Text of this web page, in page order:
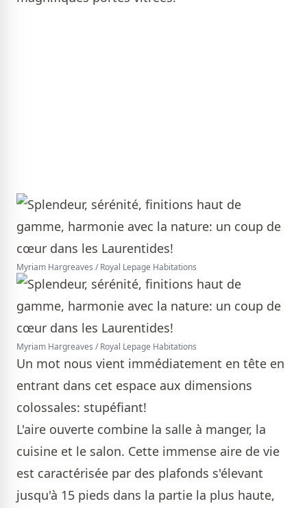
Myriam Hargreaves / Royal Lepage Habitations
Myriam Hargreaves / Royal Lepage Habitations
Un mot nous vient immédiatement en tête en
entrant dans cet espace aux dimensions
colossales: stupéfiant!
L'aire ouverte combine la salle à manger, la
cuisine et le salon. Cette immense aire de vie
est caractérisée par des plafonds s'élevant
jusqu'à 15 pieds dans la partie la plus haute,